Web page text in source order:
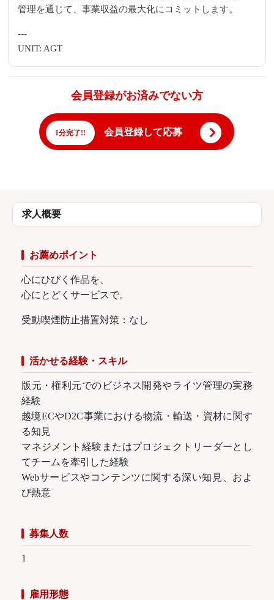
管理を通じて、事業収益の最大化にコミットします。
---
UNIT: AGT
会員登録がお済みでない方
1分完了!! 会員登録して応募
求人概要
お薦めポイント
心にひびく作品を、
心にとどくサービスで。
受動喫煙防止措置対策：なし
活かせる経験・スキル
版元・権利元でのビジネス開発やライツ管理の実務
経験
越境ECやD2C事業における物流・輸送・資材に関す
る知見
マネジメント経験またはプロジェクトリーダーとし
てチームを牽引した経験
Webサービスやコンテンツに関する深い知見、およ
び熱意
募集人数
1
雇用形態